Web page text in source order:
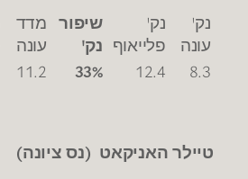
נק'
עונה
נק'
פלייאוף
שיפור
נק'
מדד
עונה
8.3
12.4
33%
11.2
טיילר האניקאט (נס ציונה)